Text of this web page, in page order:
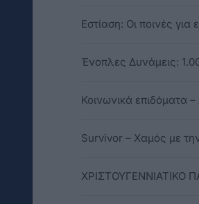
Εστίαση: Οι ποινές για
Ένοπλες Δυνάμεις:
Κοινωνικά επιδόματα
Survivor – Χαμός με
ΧΡΙΣΤΟΥΓΕΝΝΙΑΤΙΚΟ